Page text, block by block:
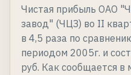
Чистая прибыль ОАО
завод" (ЧЦЗ) во II
в 4,5 раза по
периодом 2005г. и
руб. Как сообщается в